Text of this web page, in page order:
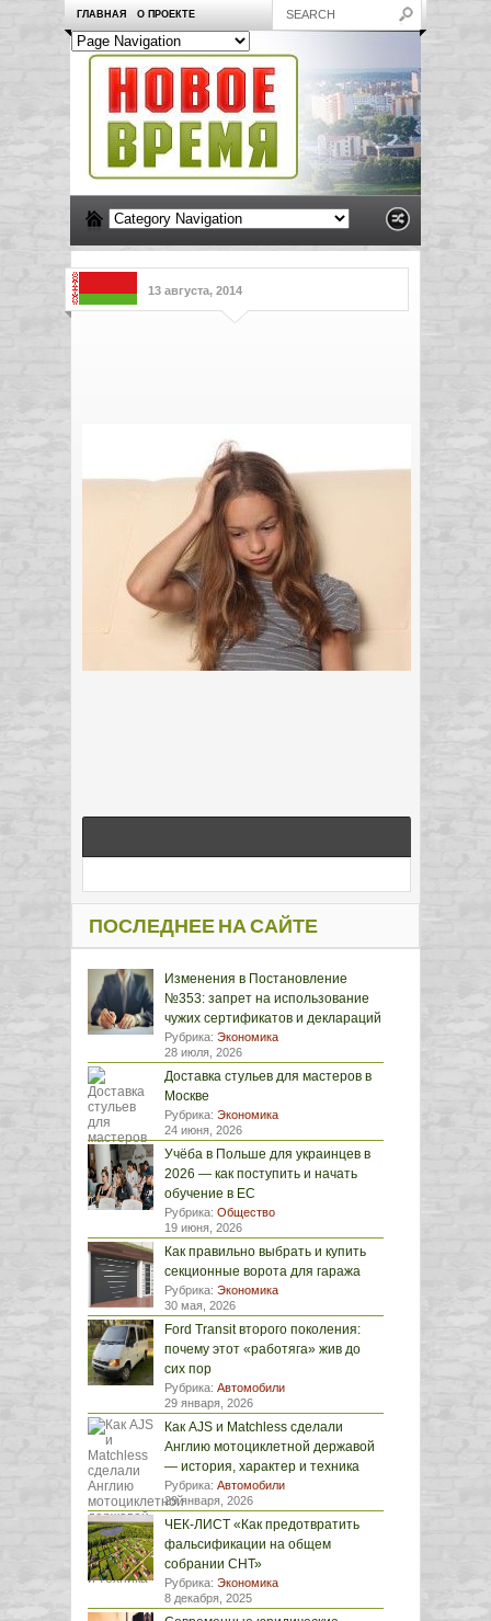
ГЛАВНАЯ О ПРОЕКТЕ
13 августа, 2014
ПОСЛЕДНЕЕ НА САЙТЕ
Изменения в Постановление
№353: запрет на использование
чужих сертификатов и деклараций
Рубрика: Экономика
28 июля, 2026
Доставка стульев для мастеров в
Москве
Рубрика: Экономика
24 июня, 2026
Учёба в Польше для украинцев в
2026 — как поступить и начать
обучение в ЕС
Рубрика: Общество
19 июня, 2026
Как правильно выбрать и купить
секционные ворота для гаража
Рубрика: Экономика
30 мая, 2026
Ford Transit второго поколения:
почему этот «работяга» жив до
сих пор
Рубрика: Автомобили
29 января, 2026
Как AJS и Matchless сделали
Англию мотоциклетной державой
— история, характер и техника
Рубрика: Автомобили
29 января, 2026
ЧЕК-ЛИСТ «Как предотвратить
фальсификации на общем
собрании СНТ»
Рубрика: Экономика
8 декабря, 2025